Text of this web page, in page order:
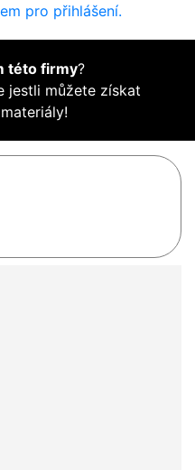
pro přihlášení.
této firmy?
jestli můžete získat